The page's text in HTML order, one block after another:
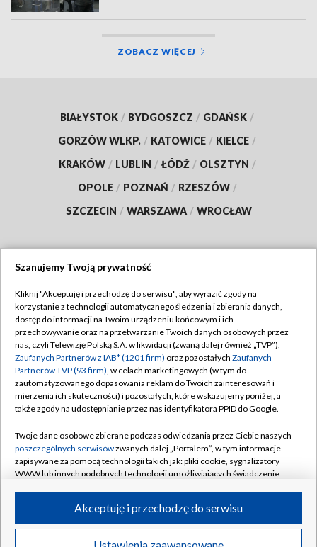
ZOBACZ WIĘCEJ
BIAŁYSTOK / BYDGOSZCZ / GDAŃSK /
GORZÓW WLKP. / KATOWICE / KIELCE /
KRAKÓW / LUBLIN / ŁÓDŹ / OLSZTYN /
OPOLE / POZNAŃ / RZESZÓW /
SZCZECIN / WARSZAWA / WROCŁAW
TVP
Abonament TVP
Emisja w TVP
Centrum informacji TVP
Naziemna Telewizja Cyfrowa
Rada Programowa
System NOS
Informacje o nadawcy
Program dla prasy
Regulamin TVP
Polityka prywatności
Moje zgody
Pomoc
Kontakt
Kanały
©2026 Telewizja Polska S.A. w likwidacji
Szanujemy Twoją prywatność
Kliknij "Akceptuję i przechodzę do serwisu", aby wyrazić zgody na
korzystanie z technologii automatycznego śledzenia i zbierania danych,
dostęp do informacji na Twoim urządzeniu końcowym i ich
przechowywanie oraz na przetwarzanie Twoich danych osobowych przez
nas, czyli Telewizję Polską S.A. w likwidacji (zwaną dalej również „TVP”),
Zaufanych Partnerów z IAB* (1201 firm) oraz pozostałych Zaufanych
Partnerów TVP (93 firm), w celach marketingowych (w tym do
zautomatyzowanego dopasowania reklam do Twoich zainteresowań i
mierzenia ich skuteczności) i pozostałych, które wskazujemy poniżej, a
także zgody na udostępnianie przez nas identyfikatora PPID do Google.
Twoje dane osobowe zbierane podczas odwiedzania przez Ciebie naszych
poszczególnych serwisówzwanych dalej „Portalem”, w tym informacje
zapisywane za pomocą technologii takich jak: pliki cookie, sygnalizatory
WWW lub innych podobnych technologii umożliwiających świadczenie
ruchu w Internecie.
Twoje dane osobowe zbierane podczas odwiedzania przez Ciebie
Akceptuję i przechodzę do serwisu